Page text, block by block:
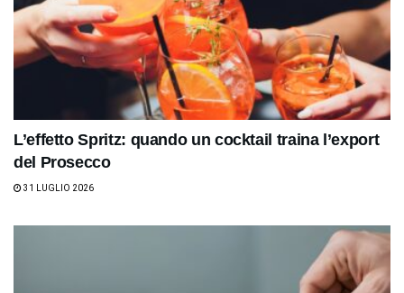
L’effetto Spritz: quando un cocktail traina l’export
del Prosecco
31 LUGLIO 2026